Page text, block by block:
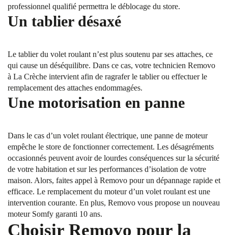
professionnel qualifié permettra le déblocage du store.
Un tablier désaxé
Le tablier du volet roulant n’est plus soutenu par ses attaches, ce
qui cause un déséquilibre. Dans ce cas, votre technicien Removo
à La Crèche intervient afin de ragrafer le tablier ou effectuer le
remplacement des attaches endommagées.
Une motorisation en panne
Dans le cas d’un volet roulant électrique, une panne de moteur
empêche le store de fonctionner correctement. Les désagréments
occasionnés peuvent avoir de lourdes conséquences sur la sécurité
de votre habitation et sur les performances d’isolation de votre
maison. Alors, faites appel à Removo pour un dépannage rapide et
efficace. Le remplacement du moteur d’un volet roulant est une
intervention courante. En plus, Removo vous propose un nouveau
moteur Somfy garanti 10 ans.
Choisir Removo pour la